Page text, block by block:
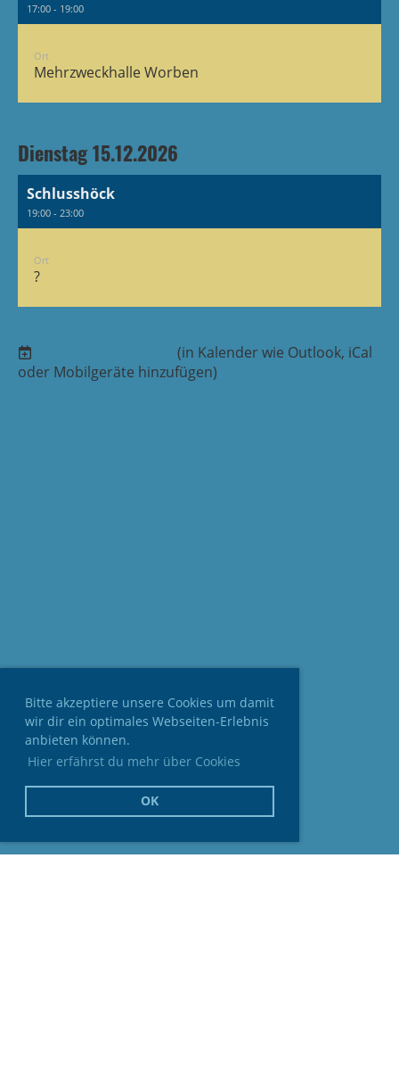
Bitte akzeptiere unsere Cookies um damit
wir dir ein optimales Webseiten-Erlebnis
anbieten können.
Hier erfährst du mehr über Cookies
OK
17:00 - 19:00
Ort
Mehrzweckhalle Worben
Dienstag 15.12.2026
Schlusshöck
19:00 - 23:00
Ort
?
(in Kalender wie Outlook, iCal
oder Mobilgeräte hinzufügen)